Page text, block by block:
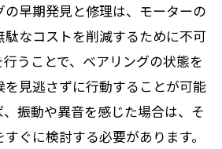
早期発見と修理は、モーターの
なコストを削減するために不可
うことで、ベアリングの状態を
見逃さずに行動することが可能
振動や異音を感じた場合は、そ
ぐに検討する必要があります。